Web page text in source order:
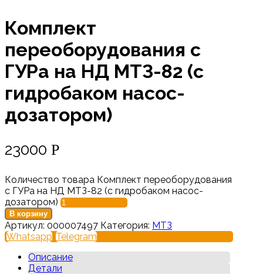
Комплект
переоборудования с
ГУРа на НД МТЗ-82 (с
гидробаком насос-
дозатором)
23000 Р
Количество товара Комплект переоборудования
с ГУРа на НД МТЗ-82 (с гидробаком насос-
дозатором)
В корзину
Артикул: 000007497 Категория: МТЗ
Whatsapp Telegram
Описание
Детали